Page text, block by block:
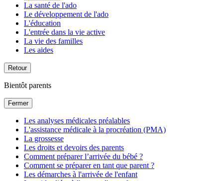
La santé de l'ado
Le développement de l'ado
L'éducation
L'entrée dans la vie active
La vie des familles
Les aides
Retour
Bientôt parents
Fermer
Les analyses médicales préalables
L'assistance médicale à la procréation (PMA)
La grossesse
Les droits et devoirs des parents
Comment préparer l’arrivée du bébé ?
Comment se préparer en tant que parent ?
Les démarches à l'arrivée de l'enfant